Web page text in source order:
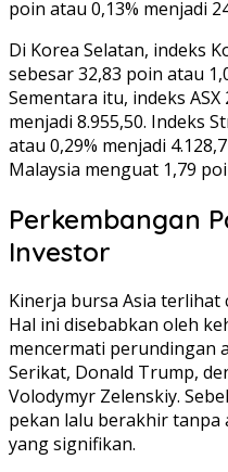
poin atau 0,13% menjadi
Di Korea Selatan, indeks
sebesar 32,83 poin atau
Sementara itu, indeks
menjadi 8.955,50. Indeks
atau 0,29% menjadi
Malaysia menguat 1,79
Perkembangan
Investor
Kinerja bursa Asia terlihat
Hal ini disebabkan oleh
mencermati perundingan
Serikat, Donald Trump,
Volodymyr Zelenskiy.
pekan lalu berakhir tanpa
yang signifikan.